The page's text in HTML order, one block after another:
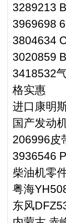
3289213
3969698
3804634
3020859
3418532
格实惠
进口康明
国产发动
206996皮
3936546
柴油机零
粤海
东风